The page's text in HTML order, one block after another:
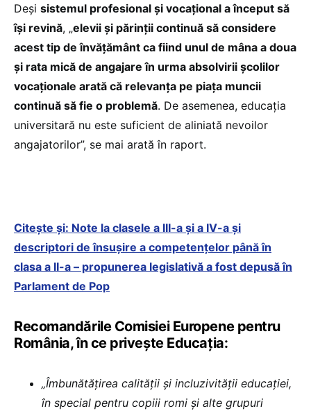
Deși sistemul profesional și vocațional a început să
își revină, „elevii și părinții continuă să considere
acest tip de învățământ ca fiind unul de mâna a doua
și rata mică de angajare în urma absolvirii școlilor
vocaționale arată că relevanța pe piața muncii
continuă să fie o problemă. De asemenea, educația
universitară nu este suficient de aliniată nevoilor
angajatorilor”, se mai arată în raport.
Citește și: Note la clasele a III-a și a IV-a și
descriptori de însușire a competențelor până în
clasa a II-a – propunerea legislativă a fost depusă în
Parlament de Pop
Recomandările Comisiei Europene pentru
România, în ce privește Educația:
„Îmbunătățirea calității și incluzivității educației,
în special pentru copiii romi și alte grupuri